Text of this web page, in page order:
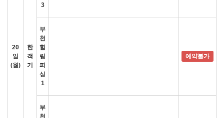
20
일
(월)
한
객
기
3
부
천
힐
링
피
싱
1
예약불가
부
천